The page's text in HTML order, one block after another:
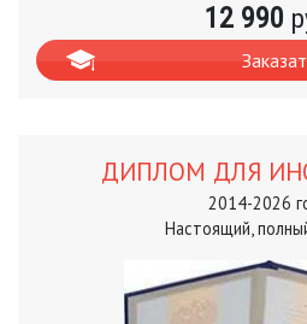
12 990
ДИПЛОМ ДЛЯ
2014-2026
Настоящий,